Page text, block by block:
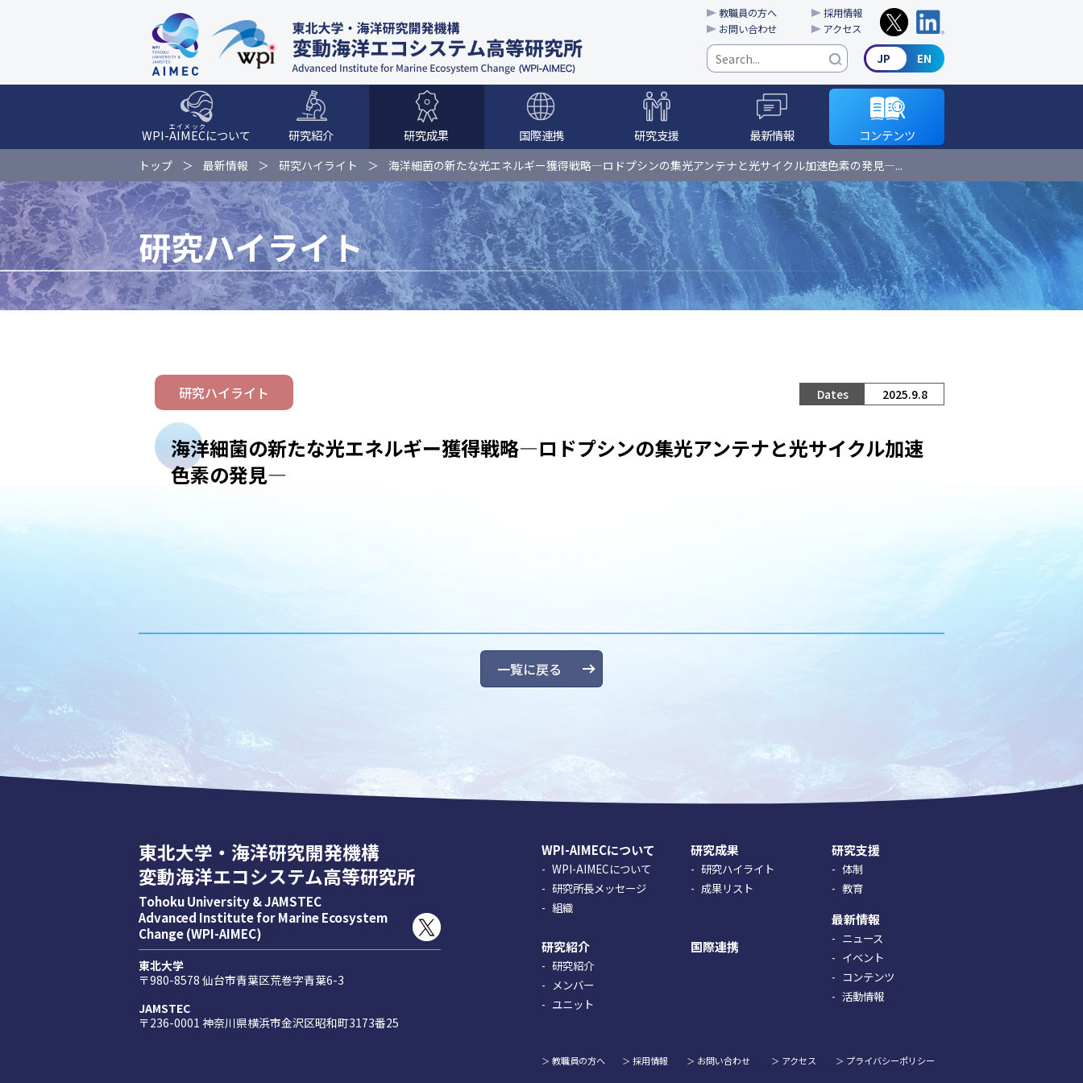
WPI-AIMEC
エイメック
について 研究紹介 研究成果 国際連携 研究支援
学校訪問
最新情報 コンテンツ
教職員の方へ
採用情報
お問い合わせ
アクセス
トップ 最新情報 研究ハイライト 海洋細菌の新たな光エネルギー獲得戦略―ロドプシンの集光アンテナと光サイクル加速色素の発見―...
研究ハイライト
研究ハイライト 2025.9.8
海洋細菌の新たな光エネルギー獲得戦略―ロドプシンの集光アンテナと光サイクル加速
色素の発見―
一覧に戻る
東北大学・海洋研究開発機構
変動海洋エコシステム高等研究所
Tohoku University & JAMSTEC
Advanced Institute for Marine Ecosystem
Change (WPI-AIMEC)
東北大学
〒980-8578 仙台市青葉区荒巻字青葉6-3
JAMSTEC
〒236-0001 神奈川県横浜市金沢区昭和町3173番25
WPI-AIMECについて
WPI-AIMECについて
研究所長メッセージ
組織
研究紹介
研究紹介
メンバー
ユニット
研究成果
研究ハイライト
成果リスト
国際連携
研究支援
体制
教育
最新情報
ニュース
イベント
コンテンツ
活動情報
教職員の方へ 採用情報 お問い合わせ アクセス プライバシーポリシー